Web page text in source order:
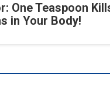
One Teaspoon
in Your Body!